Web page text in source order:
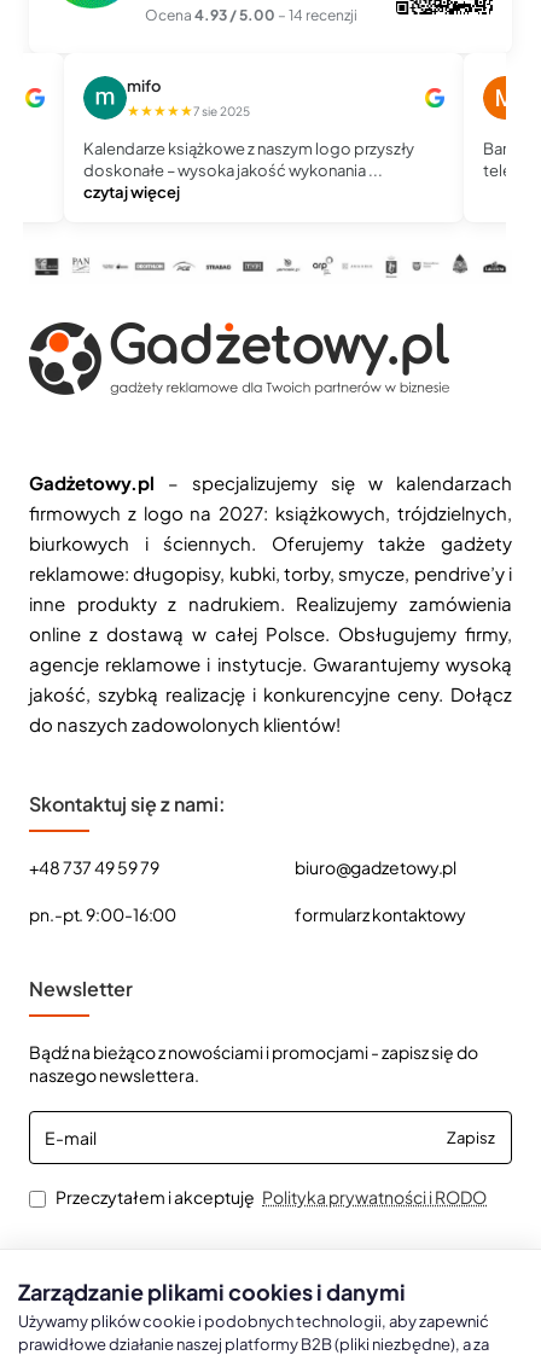
Ocena 4.93 / 5.00 – 14 recenzji
mifo
★★★★★7 sie 2025
Kalendarze książkowe z naszym logo przyszły
doskonałe – wysoka jakość wykonania ...
czytaj więcej
Bardzo
Gadżetowy.pl – specjalizujemy się w kalendarzach
firmowych z logo na 2027: książkowych, trójdzielnych,
biurkowych i ściennych. Oferujemy także gadżety
reklamowe: długopisy, kubki, torby, smycze, pendrive’y i
inne produkty z nadrukiem. Realizujemy zamówienia
online z dostawą w całej Polsce. Obsługujemy firmy,
agencje reklamowe i instytucje. Gwarantujemy wysoką
jakość, szybką realizację i konkurencyjne ceny. Dołącz
do naszych zadowolonych klientów!
Skontaktuj się z nami:
+48 737 49 59 79
pn.-pt. 9:00-16:00
biuro@gadzetowy.pl
formularz kontaktowy
Newsletter
Bądź na bieżąco z nowościami i promocjami - zapisz się do
naszego newslettera.
E-
mail
Zapisz
Przeczytałem i akceptuję Polityka prywatności i RODO
Kalendarze Ścienne
Zarządzanie plikami cookies i danymi
Używamy plików cookie i podobnych technologii, aby zapewnić
prawidłowe działanie naszej platformy B2B (pliki niezbędne), a za